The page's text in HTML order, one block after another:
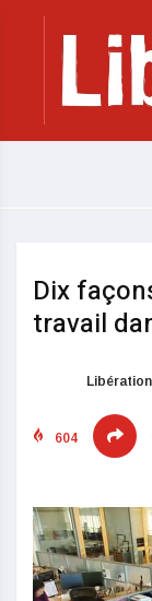
Dix
travail
Libération
604